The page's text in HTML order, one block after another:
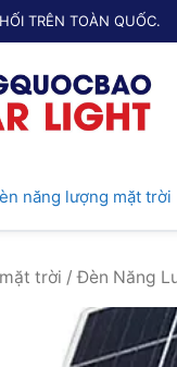
TRÊN TOÀN QUỐC.
năng lượng mặt trời
trời / Đèn Năng